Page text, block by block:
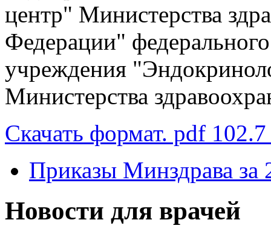
центр" Министерства
Федерации"
учреждения
Министерства
Скачать формат. pdf
Приказы Минздрава за
Новости для врачей